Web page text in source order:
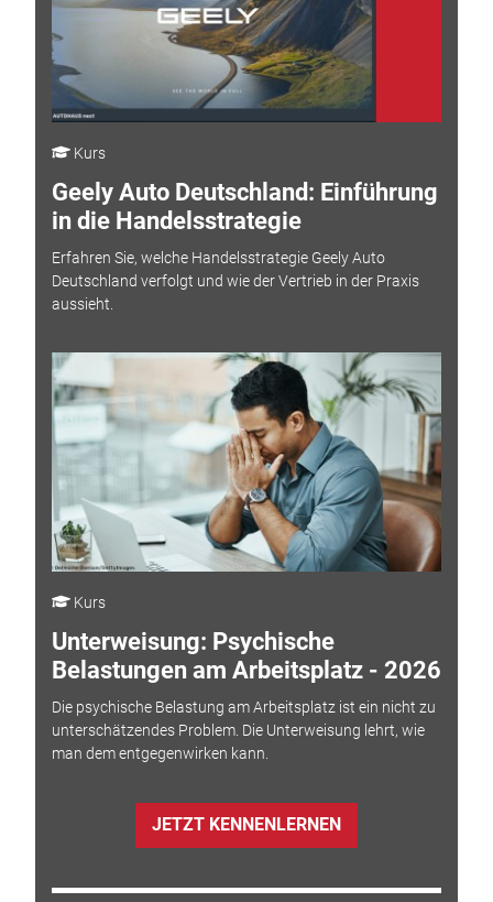
Kurs
Geely Auto Deutschland: Einführung
in die Handelsstrategie
Erfahren Sie, welche Handelsstrategie Geely Auto
Deutschland verfolgt und wie der Vertrieb in der Praxis
aussieht.
Kurs
Unterweisung: Psychische
Belastungen am Arbeitsplatz - 2026
Die psychische Belastung am Arbeitsplatz ist ein nicht zu
unterschätzendes Problem. Die Unterweisung lehrt, wie
man dem entgegenwirken kann.
JETZT KENNENLERNEN